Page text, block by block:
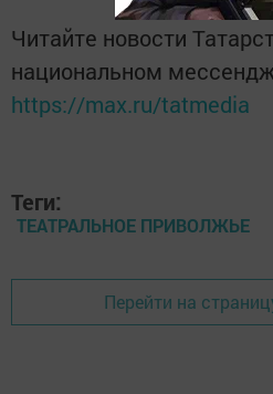
Читайте новости
национальном
https://max.ru/tatmedia
Теги:
ТЕАТРАЛЬНОЕ ПРИВОЛЖЬЕ
Перейти на